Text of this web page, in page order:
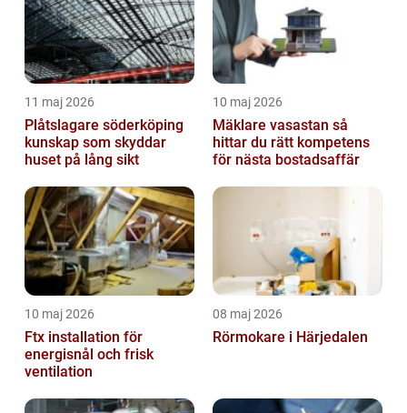
11 maj 2026
Plåtslagare söderköping
kunskap som skyddar
huset på lång sikt
10 maj 2026
Mäklare vasastan så
hittar du rätt kompetens
för nästa bostadsaffär
10 maj 2026
Ftx installation för
energisnål och frisk
ventilation
08 maj 2026
Rörmokare i Härjedalen